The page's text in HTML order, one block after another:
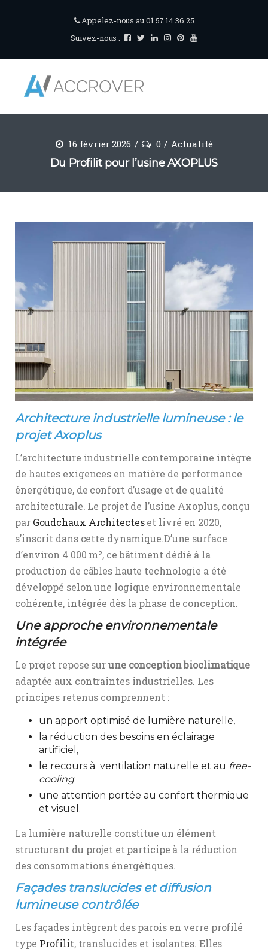
Appelez-nous au 01 57 14 36 25
Suivez-nous :
16 février 2026 0 Actualité
Du Profilit pour l’usine AXOPLUS
Architecture industrielle lumineuse : le
projet Axoplus
L’architecture industrielle contemporaine intègre
de hautes exigences en matière de performance
énergétique, de confort d’usage et de qualité
architecturale. Le projet de l’usine Axoplus, conçu
par Goudchaux Architecteset livré en 2020,
s’inscrit dans cette dynamique.D’une surface
d’environ 4 000 m², ce bâtiment dédié à la
production de câbles haute technologie a été
développé selon une logique environnementale
cohérente, intégrée dès la phase de conception.
Une approche environnementale
intégrée
Le projet repose surune conception bioclimatique
adaptée aux contraintes industrielles. Les
principes retenus comprennent :
un apport optimisé de lumière naturelle,
la réduction des besoins en éclairage
artificiel,
le recours à ventilation naturelle et au free-
cooling
une attention portée au confort thermique
et visuel.
La lumière naturelle constitue un élément
structurant du projet et participe à la réduction
des consommations énergétiques.
Façades translucides et diffusion
lumineuse contrôlée
Les façades intègrent des parois en verre profilé
type Profilit, translucides et isolantes. Elles